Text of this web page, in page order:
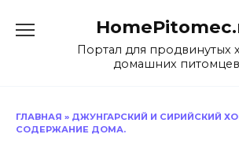
содержаниюПортал для продвинутых
домашних питомцев
ГЛАВНАЯ » ДЖУНГАРСКИЙ И СИРИЙСКИЙ
СОДЕРЖАНИЕ ДОМА.